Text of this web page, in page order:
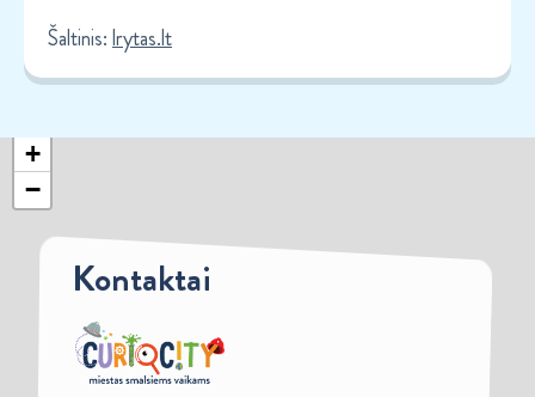
Šaltinis:lrytas.lt
+
−
Kontaktai